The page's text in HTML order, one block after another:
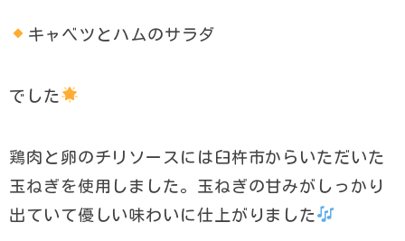
キャベツとハムのサラダ
でした
鶏肉と卵のチリソースには臼杵市からいただいた
玉ねぎを使用しました。玉ねぎの甘みがしっかり
出ていて優しい味わいに仕上がりました